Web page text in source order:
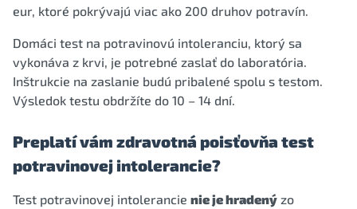
eur, ktoré pokrývajú viac ako 200 druhov potravín.
Domáci test na potravinovú intoleranciu, ktorý sa
vykonáva z krvi, je potrebné zaslať do laboratória.
Inštrukcie na zaslanie budú pribalené spolu s testom.
Výsledok testu obdržíte do 10 – 14 dní.
Preplatí vám zdravotná poisťovňa test
potravinovej intolerancie?
Test potravinovej intolerancie nie je hradený zo